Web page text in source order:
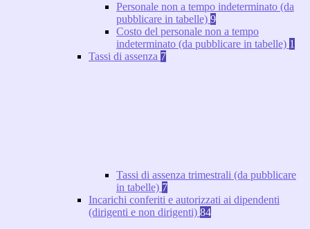
Personale non a tempo indeterminato (da
pubblicare in tabelle) 9
Costo del personale non a tempo
indeterminato (da pubblicare in tabelle) 1
Tassi di assenza 7
Tassi di assenza trimestrali (da pubblicare
in tabelle) 7
Incarichi conferiti e autorizzati ai dipendenti
(dirigenti e non dirigenti) 84